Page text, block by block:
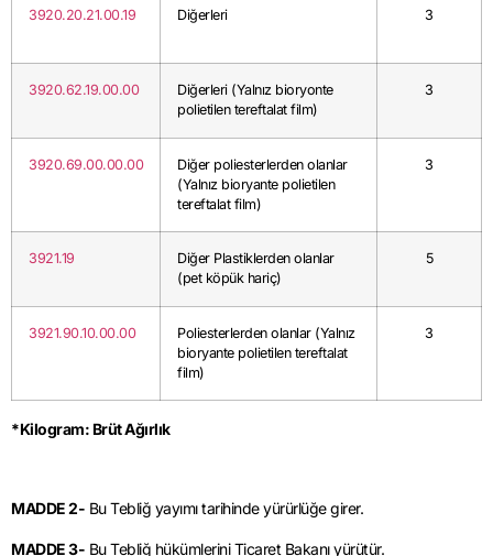
3920.20.21.00.19 Diğerleri 3
3920.62.19.00.00
Diğerleri (Yalnız bioryonte
polietilen tereftalat film)
3
3920.69.00.00.00
Diğer poliesterlerden olanlar
(Yalnız bioryante polietilen
tereftalat film)
3
3921.19
Diğer Plastiklerden olanlar
(pet köpük hariç)
5
3921.90.10.00.00
Poliesterlerden olanlar (Yalnız
bioryante polietilen tereftalat
film)
3
*Kilogram: Brüt Ağırlık
MADDE 2- Bu Tebliğ yayımı tarihinde yürürlüğe girer.
MADDE 3- Bu Tebliğ hükümlerini Ticaret Bakanı yürütür.